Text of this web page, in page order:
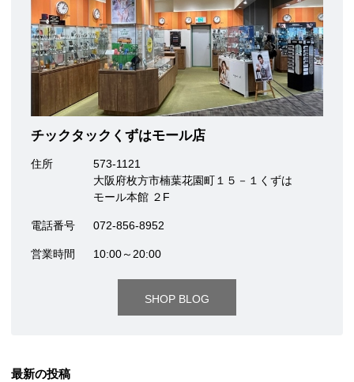
チックタックくずはモール店
住所
573-1121
大阪府枚方市楠葉花園町１５－１くずは
モール本館 ２F
電話番号 072-856-8952
営業時間 10:00～20:00
SHOP BLOG
最新の投稿